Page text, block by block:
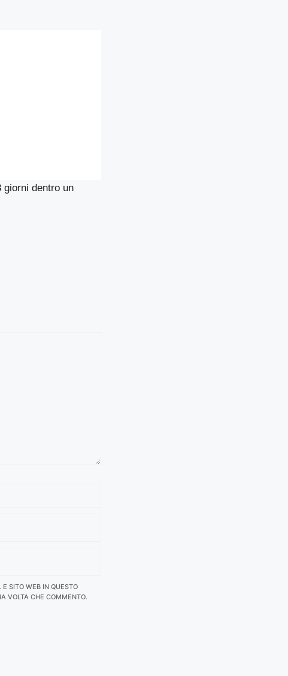
dentro un
SITO WEB IN QUESTO
VOLTA CHE COMMENTO.